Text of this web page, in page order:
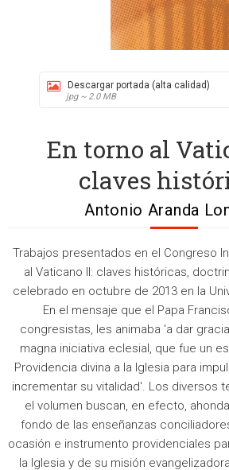
Descargar portada (alta calidad)
jpg ~ 2.0 MB
En torno al
claves
Antonio Aranda
Trabajos presentados en el Congreso
al Vaticano II: claves históricas,
celebrado en octubre de 2013 en la
En el mensaje que el Papa
congresistas, les animaba 'a dar
magna iniciativa eclesial, que fue un
Providencia divina a la Iglesia para
incrementar su vitalidad'. Los diversos
el volumen buscan, en efecto,
fondo de las enseñanzas
ocasión e instrumento providenciales
la Iglesia y de su misión